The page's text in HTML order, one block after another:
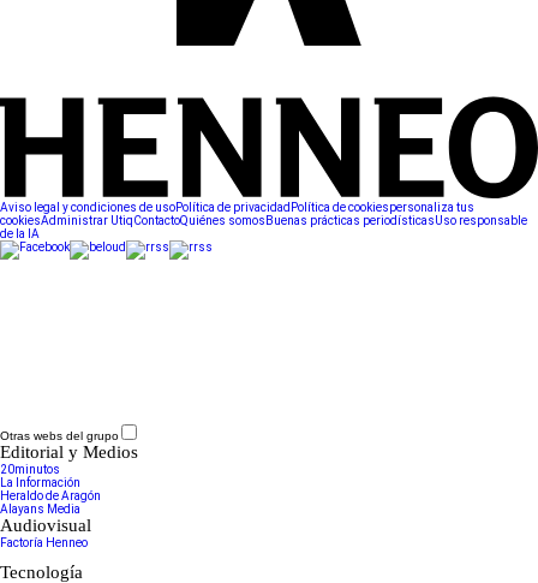
Aviso legal y condiciones de usoPolítica de privacidad Política de cookiespersonaliza tus
cookiesAdministrar UtiqContactoQuiénes somos Buenas prácticas periodísticasUso responsable
de la IA
Otras webs del grupo
Editorial y Medios
20minutos
La Información
Heraldo de Aragón
Alayans Media
Audiovisual
Factoría Henneo
Tecnología